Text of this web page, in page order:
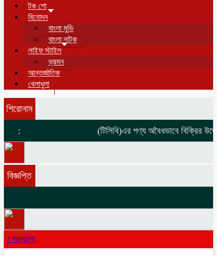
টক শো
বিনোদন
বাংলা মুভি
বাংলা নাটক
লাইফ স্টাইল
ভ্রমন
আন্তর্জাতিক
খেলাধুলা
শিরোনাম
: (টিসিবি)এর পণ্য অবৈধভাবে বিক্রির
বিজ্ঞপ্তি
/ অন্যান্য